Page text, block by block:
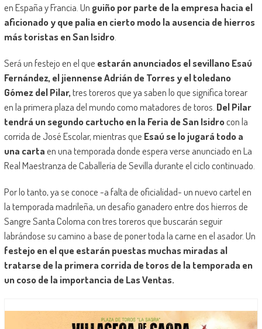
en España y Francia. Un guiño por parte de la empresa hacia el
aficionado y que palia en cierto modo la ausencia de hierros
más toristas en San Isidro.
Será un festejo en el que estarán anunciados el sevillano Esaú
Fernández, el jiennense Adrián de Torres y el toledano
Gómez del Pilar,tres toreros que ya saben lo que significa torear
en la primera plaza del mundo como matadores de toros. Del Pilar
tendrá un segundo cartucho en la Feria de San Isidrocon la
corrida de José Escolar, mientras que Esaú se lo jugará todo a
una cartaen una temporada donde espera verse anunciado en La
Real Maestranza de Caballería de Sevilla durante el ciclo continuado.
Por lo tanto, ya se conoce -a falta de oficialidad- un nuevo cartel en
la temporada madrileña, un desafío ganadero entre dos hierros de
Sangre Santa Coloma con tres toreros que buscarán seguir
labrándose su camino a base de poner toda la carne en el asador. Un
festejo en el que estarán puestas muchas miradas al
tratarse de la primera corrida de toros de la temporada en
un coso de la importancia de Las Ventas.